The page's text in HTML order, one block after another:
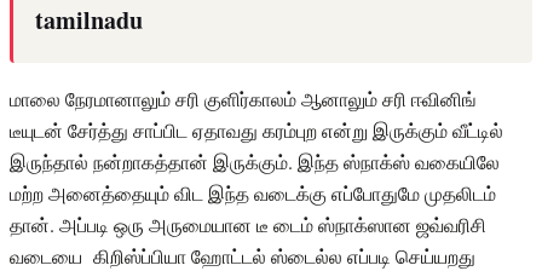
tamilnadu
மாலை நேரமானாலும் சரி குளிர்காலம் ஆனாலும் சரி ஈவினிங்
டீயுடன் சேர்த்து சாப்பிட ஏதாவது கரம்புற என்று இருக்கும் வீட்டில்
இருந்தால் நன்றாகத்தான் இருக்கும். இந்த ஸ்நாக்ஸ் வகையிலே
மற்ற அனைத்தையும் விட இந்த வடைக்கு எப்போதுமே முதலிடம்
தான். அப்படி ஒரு அருமையான டீ டைம் ஸ்நாக்ஸான ஜவ்வரிசி
வடையை கிறிஸ்ப்பியா ஹோட்டல் ஸ்டைல்ல எப்படி செய்யறது